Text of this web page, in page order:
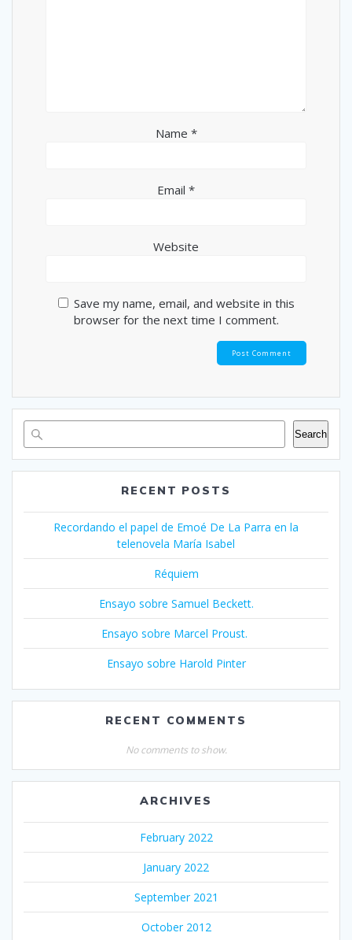
Name *
Email *
Website
Save my name, email, and website in this
browser for the next time I comment.
Search
RECENT POSTS
Recordando el papel de Emoé De La Parra en la
telenovela María Isabel
Réquiem
Ensayo sobre Samuel Beckett.
Ensayo sobre Marcel Proust.
Ensayo sobre Harold Pinter
RECENT COMMENTS
No comments to show.
ARCHIVES
February 2022
January 2022
September 2021
October 2012